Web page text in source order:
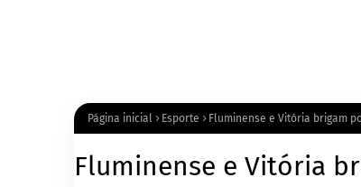
Página inicial Esporte Fluminense e Vitória brigam
Fluminense e Vitória